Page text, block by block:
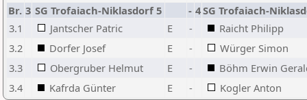
Br. 3 SG Trofaiach-Niklasdorf 5 - 4SG Trofaiach-
3.1
Jantscher Patric E -
Raicht Philipp
3.2
Dorfer Josef E -
Würger Simon
3.3
Obergruber Helmut E -
Böhm Erwin
3.4
Kafrda Günter E - Kogler Anton